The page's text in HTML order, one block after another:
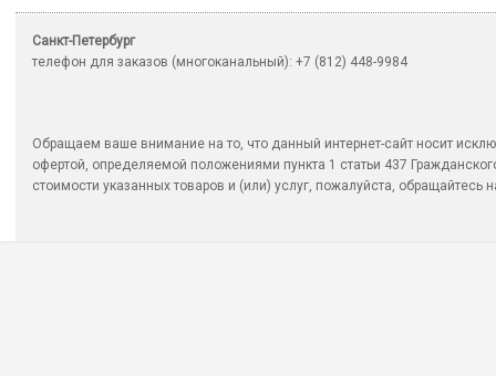
Санкт-Петербург
телефон для заказов (многоканальный): +7 (812) 448-9984
Обращаем ваше внимание на то, что данный интернет-сайт носит
офертой, определяемой положениями пункта 1 статьи 437
стоимости указанных товаров и (или) услуг, пожалуйста, обращайтесь